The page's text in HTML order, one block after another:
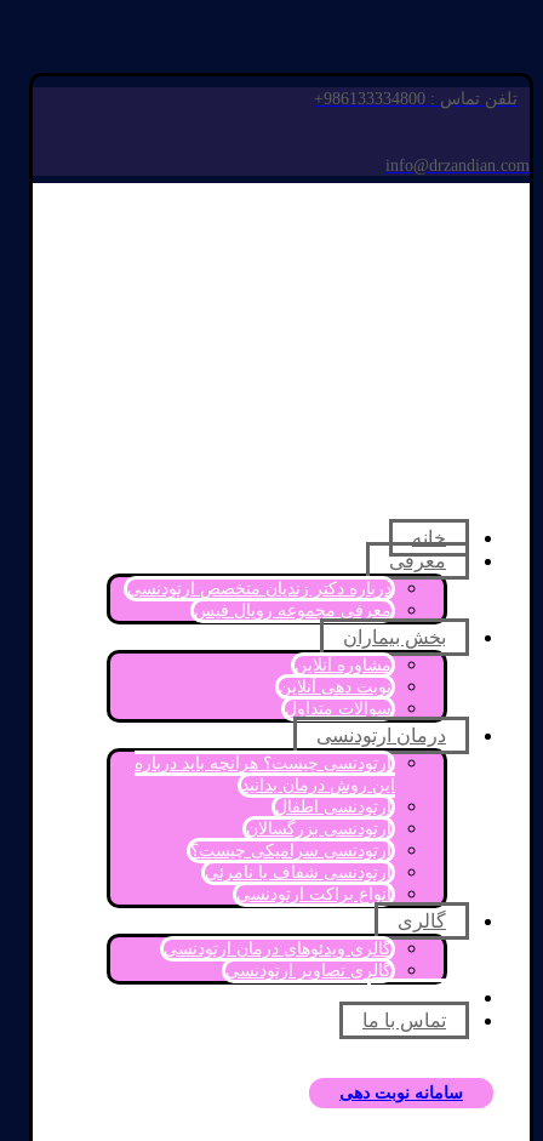
تلفن تماس : 986133334800+
info@drzandian.com
خانه
معرفی
درباره دکتر زندیان متخصص ارتودنسی
معرفی مجموعه رویال فیس
بخش بیماران
مشاوره آنلاین
نوبت دهی آنلاین
سوالات متداول
درمان ارتودنسی
ارتودنسی چیست؟ هرآنچه باید درباره
این روش درمان بدانید
ارتودنسی اطفال
ارتودنسی بزرگسالان
ارتودنسی سرامیکی چیست؟
ارتودنسی شفاف یا نامرئی
انواع براکت ارتودنسی
گالری
گالری ویدئوهای درمان ارتودنسی
گالری تصاویر ارتودنسی
مقالات
تماس با ما
سامانه نوبت دهی